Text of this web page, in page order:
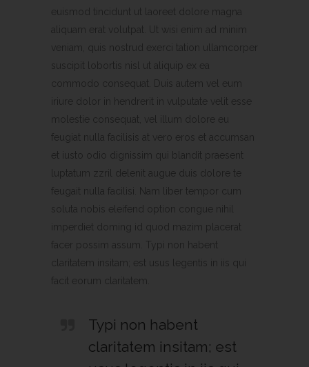
euismod tincidunt ut laoreet dolore magna
aliquam erat volutpat. Ut wisi enim ad minim
veniam, quis nostrud exerci tation ullamcorper
suscipit lobortis nisl ut aliquip ex ea
commodo consequat. Duis autem vel eum
iriure dolor in hendrerit in vulputate velit esse
molestie consequat, vel illum dolore eu
feugiat nulla facilisis at vero eros et accumsan
et iusto odio dignissim qui blandit praesent
luptatum zzril delenit augue duis dolore te
feugait nulla facilisi. Nam liber tempor cum
soluta nobis eleifend option congue nihil
imperdiet doming id quod mazim placerat
facer possim assum. Typi non habent
claritatem insitam; est usus legentis in iis qui
facit eorum claritatem.
Typi non habent
claritatem insitam; est